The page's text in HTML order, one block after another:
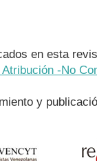
en esta
-No
y